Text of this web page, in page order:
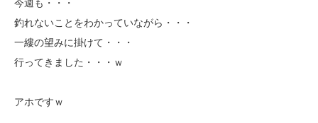
今週も・・・
釣れないことをわかっていながら・・・
一縷の望みに掛けて・・・
行ってきました・・・ｗ
アホですｗ